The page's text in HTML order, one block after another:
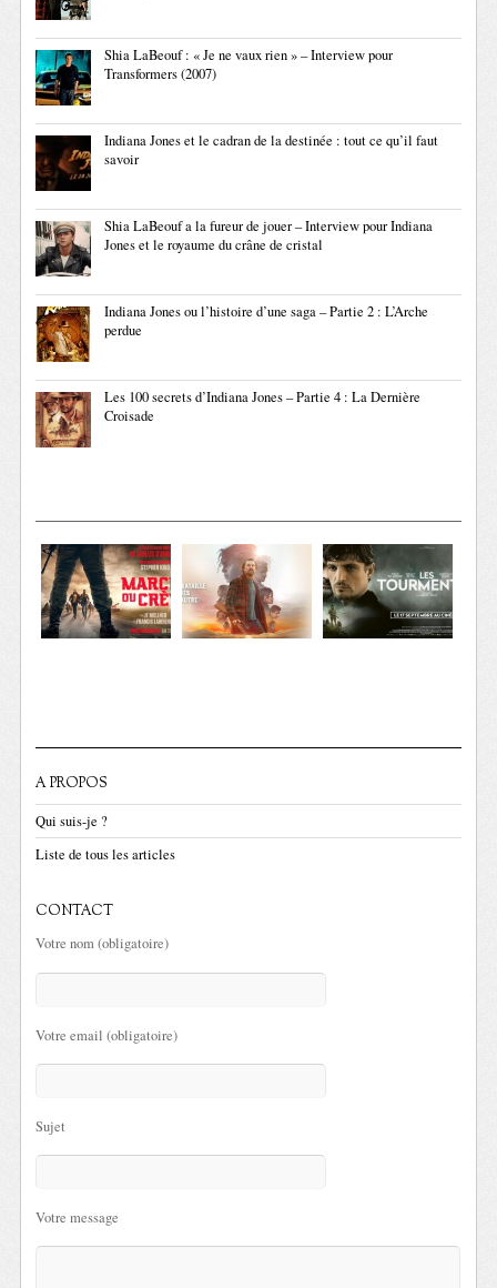
Shia LaBeouf : « Je ne vaux rien » – Interview pour
Transformers (2007)
Indiana Jones et le cadran de la destinée : tout ce qu’il faut
savoir
Shia LaBeouf a la fureur de jouer – Interview pour Indiana
Jones et le royaume du crâne de cristal
Indiana Jones ou l’histoire d’une saga – Partie 2 : L’Arche
perdue
Les 100 secrets d’Indiana Jones – Partie 4 : La Dernière
Croisade
A PROPOS
Qui suis-je ?
Liste de tous les articles
CONTACT
Votre nom (obligatoire)
Votre email (obligatoire)
Sujet
Votre message